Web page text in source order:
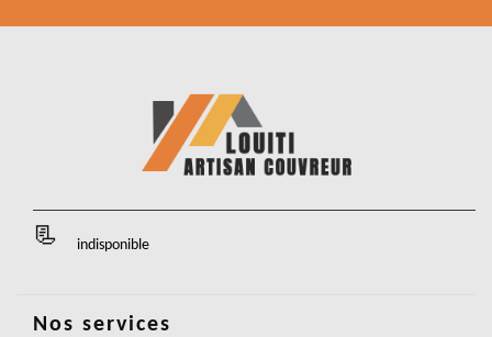
indisponible
Nos services